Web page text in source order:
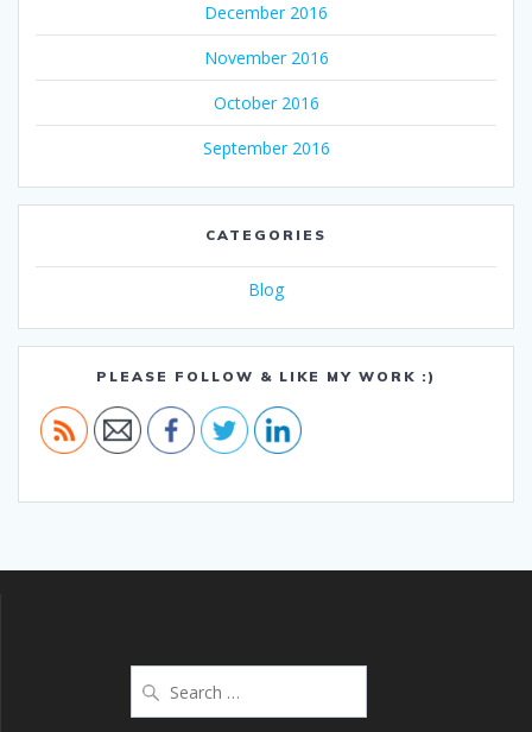
December 2016
November 2016
October 2016
September 2016
CATEGORIES
Blog
PLEASE FOLLOW & LIKE MY WORK :)